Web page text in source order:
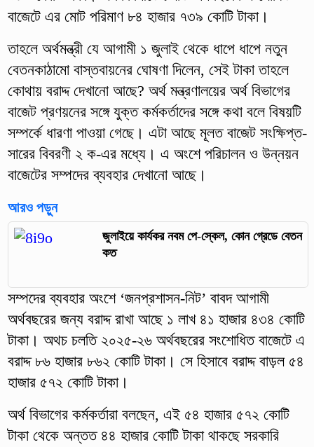
বাজেটে এর মোট পরিমাণ ৮৪ হাজার ৭৩৯ কোটি টাকা।
তাহলে অর্থমন্ত্রী যে আগামী ১ জুলাই থেকে ধাপে ধাপে নতুন
বেতনকাঠামো বাস্তবায়নের ঘোষণা দিলেন, সেই টাকা তাহলে
কোথায় বরাদ্দ দেখানো আছে? অর্থ মন্ত্রণালয়ের অর্থ বিভাগের
বাজেট প্রণয়নের সঙ্গে যুক্ত কর্মকর্তাদের সঙ্গে কথা বলে বিষয়টি
সম্পর্কে ধারণা পাওয়া গেছে। এটা আছে মূলত বাজেট সংক্ষিপ্ত-
সারের বিবরণী ২ ক-এর মধ্যে। এ অংশে পরিচালন ও উন্নয়ন
বাজেটের সম্পদের ব্যবহার দেখানো আছে।
আরও পড়ুন
জুলাইয়ে কার্যকর নবম পে-স্কেল, কোন গ্রেডে বেতন
কত
সম্পদের ব্যবহার অংশে ‘জনপ্রশাসন-নিট’ বাবদ আগামী
অর্থবছরের জন্য বরাদ্দ রাখা আছে ১ লাখ ৪১ হাজার ৪৩৪ কোটি
টাকা। অথচ চলতি ২০২৫-২৬ অর্থবছরের সংশোধিত বাজেটে এ
বরাদ্দ ৮৬ হাজার ৮৬২ কোটি টাকা। সে হিসাবে বরাদ্দ বাড়ল ৫৪
হাজার ৫৭২ কোটি টাকা।
অর্থ বিভাগের কর্মকর্তারা বলছেন, এই ৫৪ হাজার ৫৭২ কোটি
টাকা থেকে অন্তত ৪৪ হাজার কোটি টাকা থাকছে সরকারি